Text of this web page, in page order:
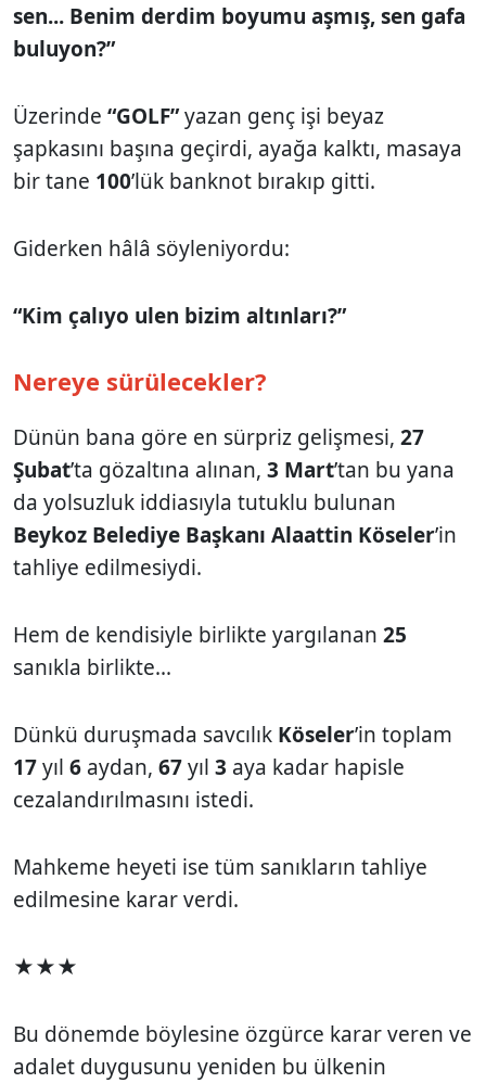
sen... Benim derdim boyumu aşmış, sen gafa
buluyon?”
Üzerinde “GOLF”yazan genç işi beyaz
şapkasını başına geçirdi, ayağa kalktı, masaya
bir tane 100’lük banknot bırakıp gitti.
Giderken hâlâ söyleniyordu:
“Kim çalıyo ulen bizim altınları?”
Nereye sürülecekler?
Dünün bana göre en sürpriz gelişmesi, 27
Şubat’ta gözaltına alınan, 3 Mart’tan bu yana
da yolsuzluk iddiasıyla tutuklu bulunan
Beykoz Belediye Başkanı Alaattin Köseler’in
tahliye edilmesiydi.
Hem de kendisiyle birlikte yargılanan 25
sanıkla birlikte...
Dünkü duruşmada savcılık Köseler’in toplam
17yıl 6 aydan, 67yıl 3 aya kadar hapisle
cezalandırılmasını istedi.
Mahkeme heyeti ise tüm sanıkların tahliye
edilmesine karar verdi.
★★★
Bu dönemde böylesine özgürce karar veren ve
adalet duygusunu yeniden bu ülkenin